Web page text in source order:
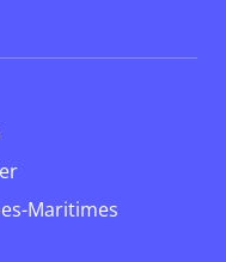
Maritimes